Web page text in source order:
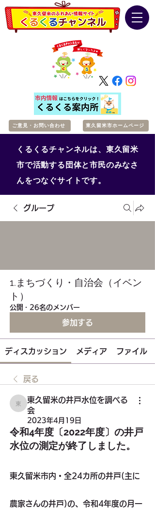
ご意見・お問い合わせ 東久留米市ホームページ
くるくるチャンネルは、東久留米
市で活動する団体と市民のみなさ
んをつなぐサイトです。
グループ
1.まちづくり・自治会（イベン
ト）
公開 · 26名のメンバー
参加する
ディスカッション メディア ファイル
戻る
東久留米の井戸水位を調べる会
東久留米の井戸水位を調べる
会
2023年4月19日
令和4年度〔2022年度〕の井戸
水位の測定が終了しました。
東久留米市内・全24カ所の井戸(主に
農家さんの井戸)の、令和4年度の月一